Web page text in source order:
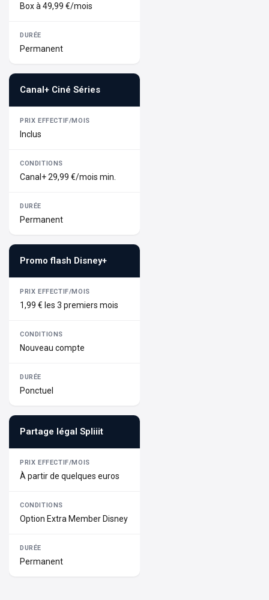
Box à 49,99 €/mois
Permanent
Canal+ Ciné Séries
Inclus
Canal+ 29,99 €/mois min.
Permanent
Promo flash Disney+
1,99 € les 3 premiers mois
Nouveau compte
Ponctuel
Partage légal Spliiit
À partir de quelques euros
Option Extra Member Disney
Permanent